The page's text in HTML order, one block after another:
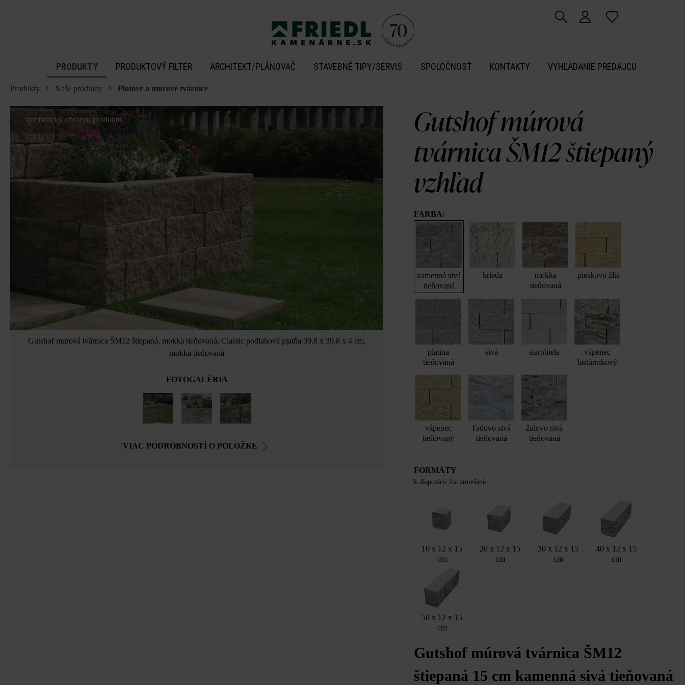
PRODUKTY PRODUKTOVÝ FILTER ARCHITEKT/PLÁNOVAČ STAVEBNÉ TIPY/SERVIS SPOLOČNOSŤ KONTAKTY VYHĽADANIE PREDAJCU
Produkty Naše produkty Plotové a múrové tvárnice
Gutshof murová tvárnica ŠM12 štiepaná, mokka tieňovaná; Classic podlahová platňa 39,8 x 39,8 x 4 cm,
mokka tieňovaná
symbolický obrázok produktu
FOTOGALÉRIA
VIAC PODROBNOSTÍ O POLOŽKE
Gutshof múrová
tvárnica ŠM12 štiepaný
vzhľad
FARBA:
kamenná sivá
tieňovaná
krieda
mokka
tieňovaná
pieskovo žltá
platina
tieňovaná
sivá starobiela
vápenec
lastúrnikový
vápenec
tieňovaný
ľadovo sivá
tieňovaná
žulovo sivá
tieňovaná
FORMÁTY
k dispozícii iba zmiešané
10 x 12 x 15
cm
20 x 12 x 15
cm
30 x 12 x 15
cm
40 x 12 x 15
cm
50 x 12 x 15
cm
Gutshof múrová tvárnica ŠM12
štiepaná 15 cm kamenná sivá tieňovaná